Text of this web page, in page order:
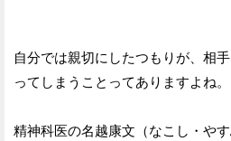
ェ
す
自分では親切にしたつもりが、相
ってしまうことってありますよね。
精神科医の名越康文（なこし・や